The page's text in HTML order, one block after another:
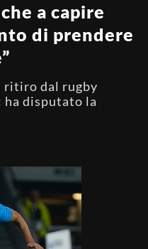
a capire
di prendere
ritiro dal rugby
ha disputato la